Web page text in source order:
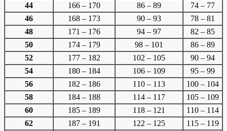
44
166 – 170 86 – 89
74 – 77
46
168 – 173 90 – 93
78 – 81
48
171 – 176 94 – 97
82 – 85
50
174 – 179 98 – 101
86 – 89
52
177 – 182 102 – 105
90 – 94
54
180 – 184 106 – 109
95 – 99
56
182 – 186 110 – 113
100 – 104
58
184 – 188 114 – 117
105 – 109
60
185 – 189 118 – 121
110 – 114
62
187 – 191 122 – 125
115 – 119